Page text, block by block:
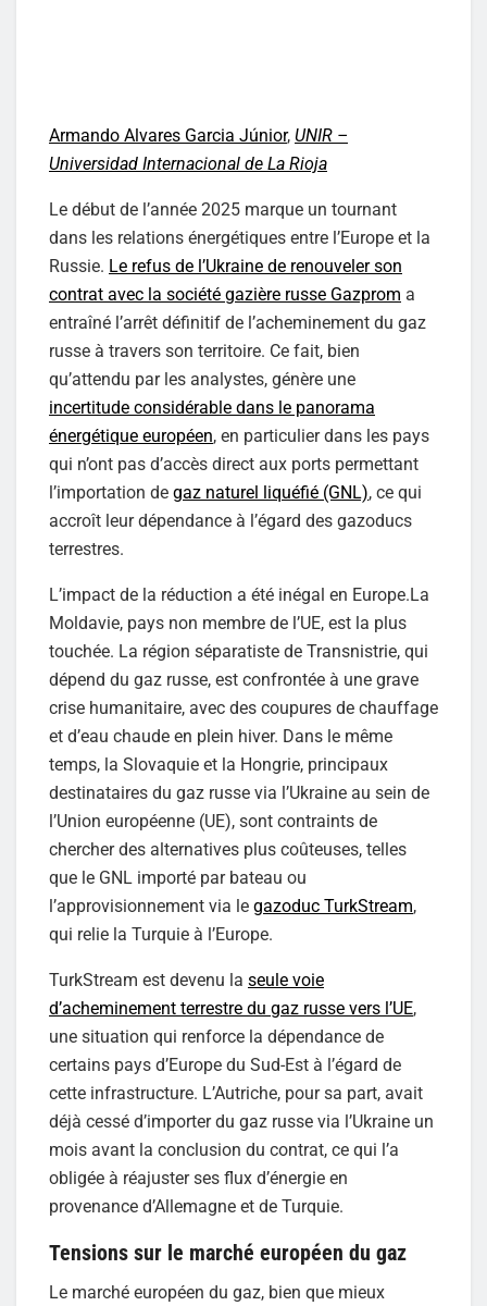
Armando Alvares Garcia Júnior, UNIR –
Universidad Internacional de La Rioja
Le début de l’année 2025 marque un tournant
dans les relations énergétiques entre l’Europe et la
Russie. Le refus de l’Ukraine de renouveler son
contrat avec la société gazière russe Gazprom a
entraîné l’arrêt définitif de l’acheminement du gaz
russe à travers son territoire. Ce fait, bien
qu’attendu par les analystes, génère une
incertitude considérable dans le panorama
énergétique européen, en particulier dans les pays
qui n’ont pas d’accès direct aux ports permettant
l’importation de gaz naturel liquéfié (GNL), ce qui
accroît leur dépendance à l’égard des gazoducs
terrestres.
L’impact de la réduction a été inégal en Europe.La
Moldavie, pays non membre de l’UE, est la plus
touchée. La région séparatiste de Transnistrie, qui
dépend du gaz russe, est confrontée à une grave
crise humanitaire, avec des coupures de chauffage
et d’eau chaude en plein hiver. Dans le même
temps, la Slovaquie et la Hongrie, principaux
destinataires du gaz russe via l’Ukraine au sein de
l’Union européenne (UE), sont contraints de
chercher des alternatives plus coûteuses, telles
que le GNL importé par bateau ou
l’approvisionnement via le gazoduc TurkStream,
qui relie la Turquie à l’Europe.
TurkStream est devenu la seule voie
d’acheminement terrestre du gaz russe vers l’UE,
une situation qui renforce la dépendance de
certains pays d’Europe du Sud-Est à l’égard de
cette infrastructure. L’Autriche, pour sa part, avait
déjà cessé d’importer du gaz russe via l’Ukraine un
mois avant la conclusion du contrat, ce qui l’a
obligée à réajuster ses flux d’énergie en
provenance d’Allemagne et de Turquie.
Tensions sur le marché européen du gaz
Le marché européen du gaz, bien que mieux